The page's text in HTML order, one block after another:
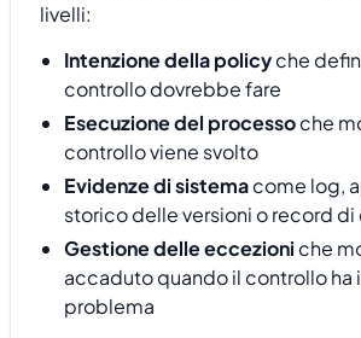
livelli:
Intenzione della policyche
controllo dovrebbe fare
Esecuzione del processoche
controllo viene svolto
Evidenze di sistemacome log,
storico delle versioni o record di
Gestione delle eccezioni che
accaduto quando il controllo ha
problema